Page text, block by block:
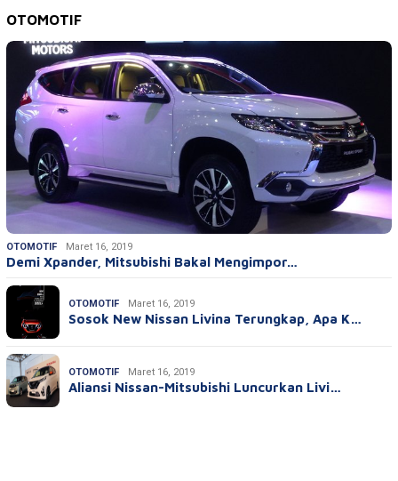
OTOMOTIF
OTOMOTIF Maret 16, 2019
Demi Xpander, Mitsubishi Bakal Mengimpor…
OTOMOTIF Maret 16, 2019
Sosok New Nissan Livina Terungkap, Apa K…
OTOMOTIF Maret 16, 2019
Aliansi Nissan-Mitsubishi Luncurkan Livi…